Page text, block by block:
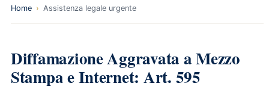
Home › Assistenza legale urgente
Diffamazione Aggravata a Mezzo
Stampa e Internet: Art. 595